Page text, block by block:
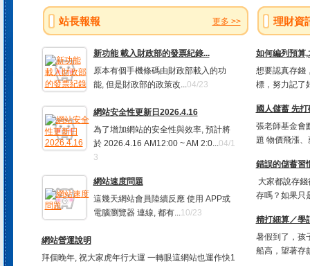
站長報報 更多 >>
新功能 載入財政部的發票紀錄...
原本有個手機條碼由財政部載入的功
能, 但是財政部的政策改...04/23
網站安全性更新日2026.4.16
為了增加網站的安全性與效率, 預計將
於 2026.4.16 AM12:00 ~ AM 2:0...04/1
3
網站速度問題
這幾天網站會員陸續反應 使用 APP或
電腦瀏覽器 連線, 都有...10/23
網站營運說明
拜個晚年, 祝大家虎年行大運 一轉眼這網站也運作快1
理財資
如何編列預算
想要認真存錢
標，努力記了
國人儲蓄 先
張老師基金會
題 物價飛漲
錯誤的儲蓄習
大家都說存
存嗎？如果只
精打細算／學
暑假到了，孩
船高，望著存